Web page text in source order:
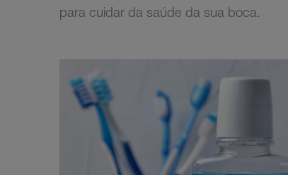
para cuidar da saúde da sua boca.